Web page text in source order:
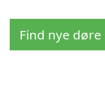
Find nye døre